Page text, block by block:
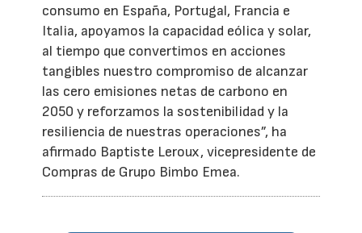
consumo en España, Portugal, Francia e
Italia, apoyamos la capacidad eólica y solar,
al tiempo que convertimos en acciones
tangibles nuestro compromiso de alcanzar
las cero emisiones netas de carbono en
2050 y reforzamos la sostenibilidad y la
resiliencia de nuestras operaciones”, ha
afirmado Baptiste Leroux, vicepresidente de
Compras de Grupo Bimbo Emea.